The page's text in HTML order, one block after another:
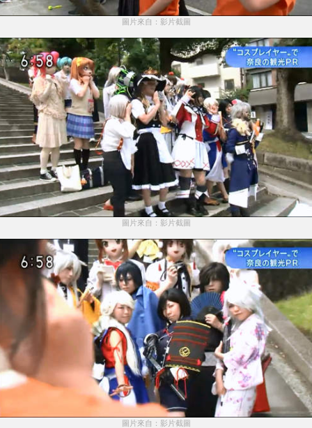
圖片來自：影片截圖
圖片來自：影片截圖
圖片來自：影片截圖